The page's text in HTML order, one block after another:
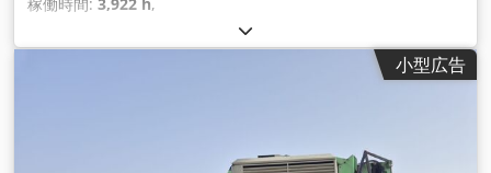
小型広告